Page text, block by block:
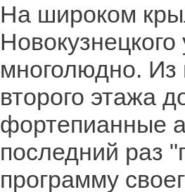
На широком
многолюдно. Из
второго этажа
фортепианные
последний раз
программу